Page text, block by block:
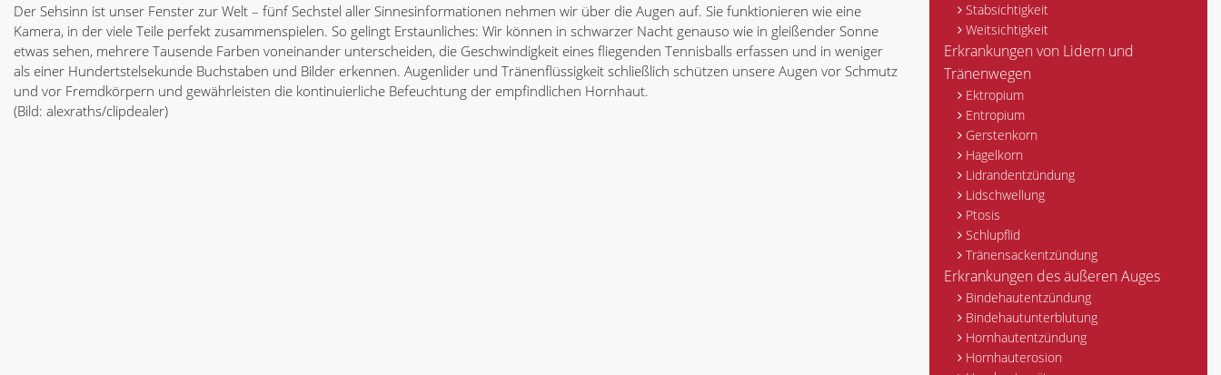
Der Sehsinn ist unser Fenster zur Welt – fünf Sechstel aller Sinnesinformationen nehmen wir über die Augen auf. Sie funktionieren wie eine
Kamera, in der viele Teile perfekt zusammenspielen. So gelingt Erstaunliches: Wir können in schwarzer Nacht genauso wie in gleißender Sonne
etwas sehen, mehrere Tausende Farben voneinander unterscheiden, die Geschwindigkeit eines fliegenden Tennisballs erfassen und in weniger
als einer Hundertstelsekunde Buchstaben und Bilder erkennen. Augenlider und Tränenflüssigkeit schließlich schützen unsere Augen vor Schmutz
und vor Fremdkörpern und gewährleisten die kontinuierliche Befeuchtung der empfindlichen Hornhaut.
(Bild: alexraths/clipdealer)
Stabsichtigkeit
Weitsichtigkeit
Erkrankungen von Lidern und
Tränenwegen
Ektropium
Entropium
Gerstenkorn
Hagelkorn
Lidrandentzündung
Lidschwellung
Ptosis
Schlupflid
Tränensackentzündung
Erkrankungen des äußeren Auges
Bindehautentzündung
Bindehautunterblutung
Hornhautentzündung
Hornhauterosion